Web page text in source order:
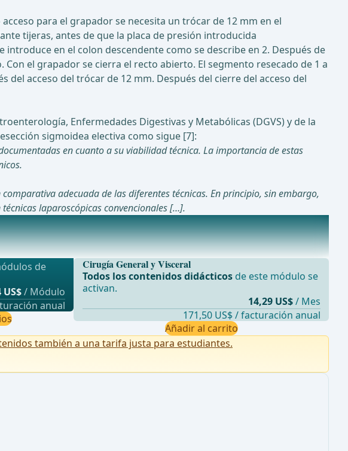
para el grapador se necesita un trócar de 12 mm en el
tijeras, antes de que la placa de presión introducida
en el colon descendente como se describe en 2. Después de
el grapador se cierra el recto abierto. El segmento resecado de 1 a
del acceso del trócar de 12 mm. Después del cierre del acceso del
Enfermedades Digestivas y Metabólicas (DGVS) y de la
sigmoidea electiva como sigue [7]:
en cuanto a su viabilidad técnica. La importancia de estas
adecuada de las diferentes técnicas. En principio, sin embargo,
laparoscópicas convencionales […].
de
US$/ Módulo
anual
Cirugía General y Visceral
Todos los contenidos didácticosde este módulo se
activan.
14,29 US$ / Mes
171,50 US$ / facturación anual
Añadir al carrito
también a una tarifa justa para estudiantes.